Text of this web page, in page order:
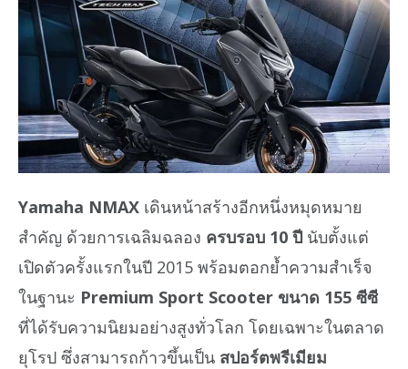
Yamaha NMAX เดินหน้าสร้างอีกหนึ่งหมุดหมาย
สำคัญ ด้วยการเฉลิมฉลอง ครบรอบ 10 ปี นับตั้งแต่
เปิดตัวครั้งแรกในปี 2015 พร้อมตอกย้ำความสำเร็จ
ในฐานะ Premium Sport Scooter ขนาด 155 ซีซี
ที่ได้รับความนิยมอย่างสูงทั่วโลก โดยเฉพาะในตลาด
ยุโรป ซึ่งสามารถก้าวขึ้นเป็น สปอร์ตพรีเมียม